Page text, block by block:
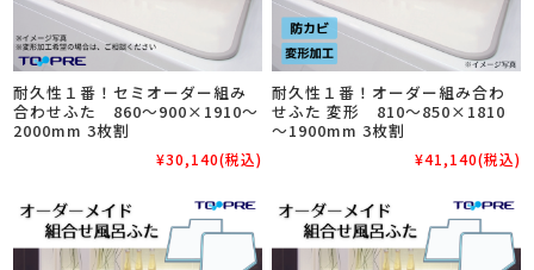
耐久性１番！セミオーダー組み
合わせふた 860～900×1910～
2000mm 3枚割
¥30,140(税込)
耐久性１番！オーダー組み合わ
せふた 変形 810～850×1810
～1900mm 3枚割
¥41,140(税込)